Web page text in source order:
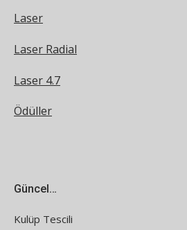
Laser
Laser Radial
Laser 4.7
Ödüller
Güncel…
Kulüp Tescili